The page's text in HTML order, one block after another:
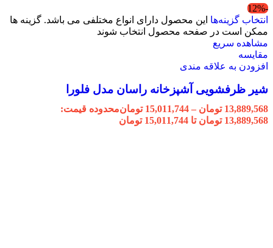
-12%
انتخاب گزینه‌ها این محصول دارای انواع مختلفی می باشد. گزینه ها
ممکن است در صفحه محصول انتخاب شوند
مشاهده سریع
مقایسه
افزودن به علاقه مندی
شیر ظرفشویی آشپزخانه راسان مدل فلورا
13,889,568 تومان –
15,011,744 تومانمحدوده قیمت:
13,889,568 تومان تا 15,011,744 تومان